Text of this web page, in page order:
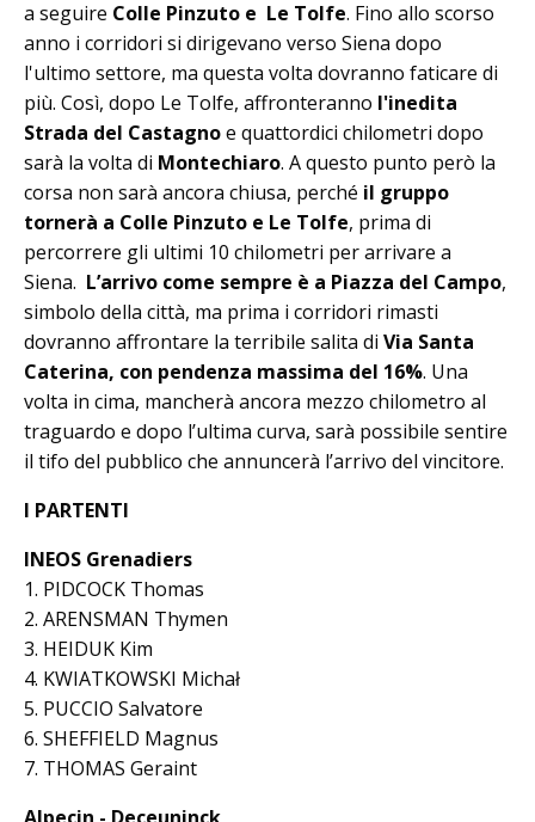
a seguire Colle Pinzuto e Le Tolfe. Fino allo scorso
anno i corridori si dirigevano verso Siena dopo
l'ultimo settore, ma questa volta dovranno faticare di
più. Così, dopo Le Tolfe, affronteranno l'inedita
Strada del Castagnoe quattordici chilometri dopo
sarà la volta di Montechiaro. A questo punto però la
corsa non sarà ancora chiusa, perché il gruppo
tornerà a Colle Pinzuto e Le Tolfe, prima di
percorrere gli ultimi 10 chilometri per arrivare a
Siena. L’arrivo come sempre è a Piazza del Campo,
simbolo della città, ma prima i corridori rimasti
dovranno affrontare la terribile salita di Via Santa
Caterina, con pendenza massima del 16%. Una
volta in cima, mancherà ancora mezzo chilometro al
traguardo e dopo l’ultima curva, sarà possibile sentire
il tifo del pubblico che annuncerà l’arrivo del vincitore.
I PARTENTI
INEOS Grenadiers
1. PIDCOCK Thomas
2. ARENSMAN Thymen
3. HEIDUK Kim
4. KWIATKOWSKI Michał
5. PUCCIO Salvatore
6. SHEFFIELD Magnus
7. THOMAS Geraint